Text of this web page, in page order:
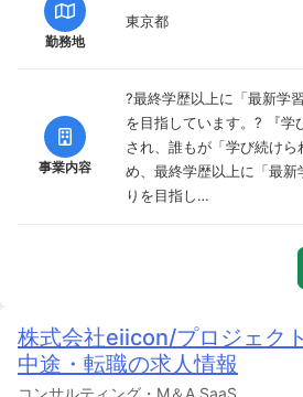
勤務地
東京都
事業内容
?最終学歴以上に「最新学
を目指しています。? 『学
され、誰もが「学び続け
め、最終学歴以上に「最新
りを目指し…
株式会社eiicon/プロジェク
中途・転職の求人情報
コンサルティング・M＆A,SaaS